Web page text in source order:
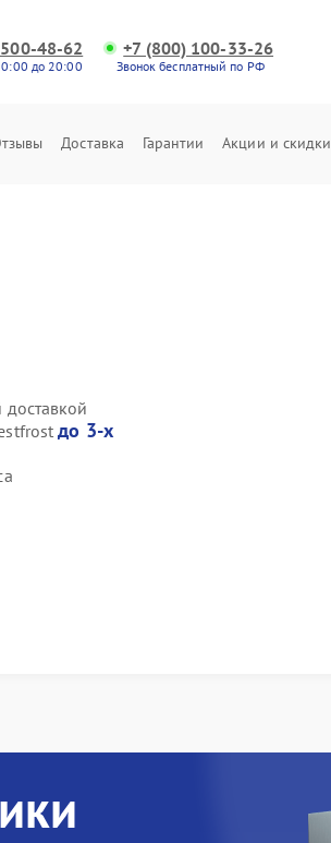
48-62
до 20:00
+7 (800) 100-33-26
Звонок бесплатный по РФ
Доставка Гарантии Акции и скидки
до 3-х